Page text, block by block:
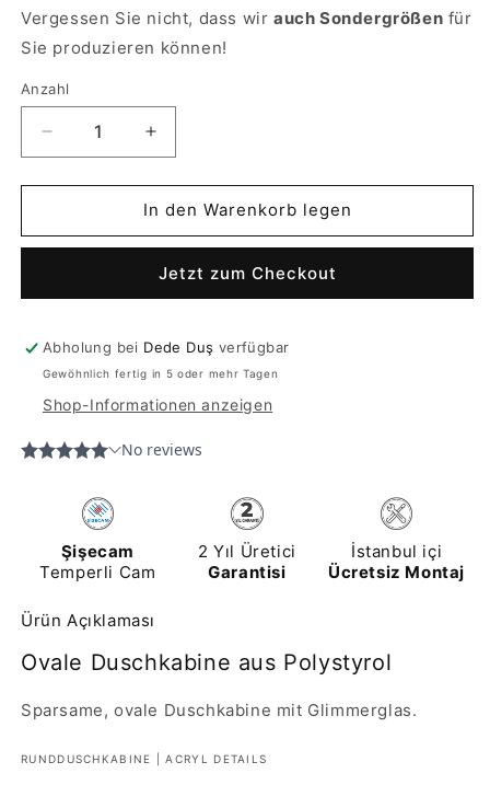
Vergessen Sie nicht, dass wirauch Sondergrößen für
Sie produzieren können!
Anzahl
Verringere
die
Menge
Rundduschkabine
Erhöhe
die
Menge
für
Rundduschkabine
Acryl
In den Warenkorb legen
Jetzt zum Checkout
Abholung bei Dede Duş verfügbar
Gewöhnlich fertig in 5 oder mehr Tagen
Shop-Informationen anzeigen
Şişecam
Temperli Cam
2 Yıl Üretici
Garantisi
İstanbul içi
Ücretsiz Montaj
Ürün Açıklaması
Ovale Duschkabine aus Polystyrol
Sparsame, ovale Duschkabine mit Glimmerglas.
RUNDDUSCHKABINE | ACRYL DETAILS